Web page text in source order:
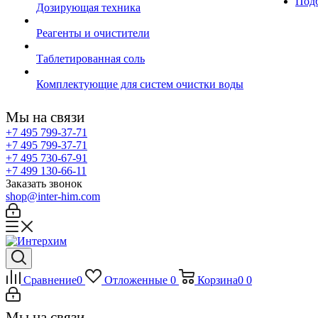
Дозирующая техника
Реагенты и очистители
Таблетированная соль
Комплектующие для систем очистки воды
Мы на связи
+7 495 799-37-71
+7 495 799-37-71
+7 495 730-67-91
+7 499 130-66-11
Заказать звонок
shop@inter-him.com
Сравнение0 Отложенные 0 Корзина0 0